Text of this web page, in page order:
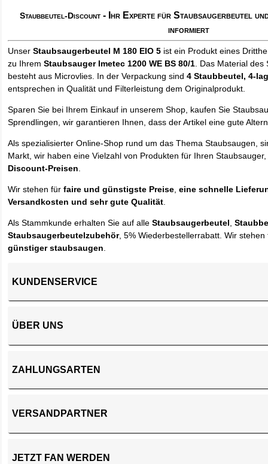
Staubbeutel-Discount - Ihr Experte für Staubsaugerbeutel
informiert
UnserStaubsaugerbeutel M 180 EIO 5 ist ein Produkt eines
zu IhremStaubsauger Imetec 1200 WE BS 80/1 . Das Material
besteht aus Microvlies. In der Verpackung sind4 Staubbeutel, 4-
entsprechen in Qualität und Filterleistung dem Originalprodukt.
Sparen Sie bei Ihrem Einkauf in unserem Shop, kaufen Sie
Sprendlingen, wir garantieren Ihnen, dass der Artikel eine gute
Als spezialisierter Online-Shop rund um das Thema Staubsaugen,
Markt, wir haben eine Vielzahl von Produkten für Ihren
Discount-Preisen
Wir stehen fürfaire und günstigste Preise ,eine schnelle
Versandkosten und sehr gute Qualität
Als Stammkunde erhalten Sie auf alleStaubsaugerbeutel ,
Staubsaugerbeutelzubehör, 5% Wiederbestellerrabatt. Wir
günstiger staubsaugen
KUNDENSERVICE
ÜBER UNS
ZAHLUNGSARTEN
VERSANDPARTNER
JETZT FAN WERDEN